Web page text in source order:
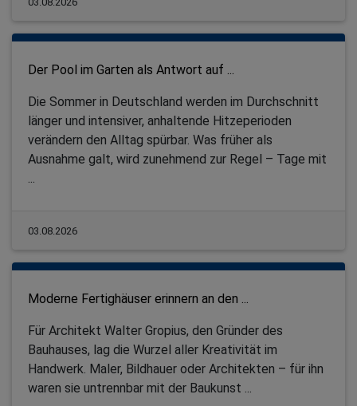
Der Pool im Garten als Antwort auf ...
Die Sommer in Deutschland werden im Durchschnitt
länger und intensiver, anhaltende Hitzeperioden
verändern den Alltag spürbar. Was früher als
Ausnahme galt, wird zunehmend zur Regel – Tage mit
03.08.2026
Moderne Fertighäuser erinnern an den ...
Für Architekt Walter Gropius, den Gründer des
Bauhauses, lag die Wurzel aller Kreativität im
Handwerk. Maler, Bildhauer oder Architekten – für ihn
waren sie untrennbar mit der Baukunst ...